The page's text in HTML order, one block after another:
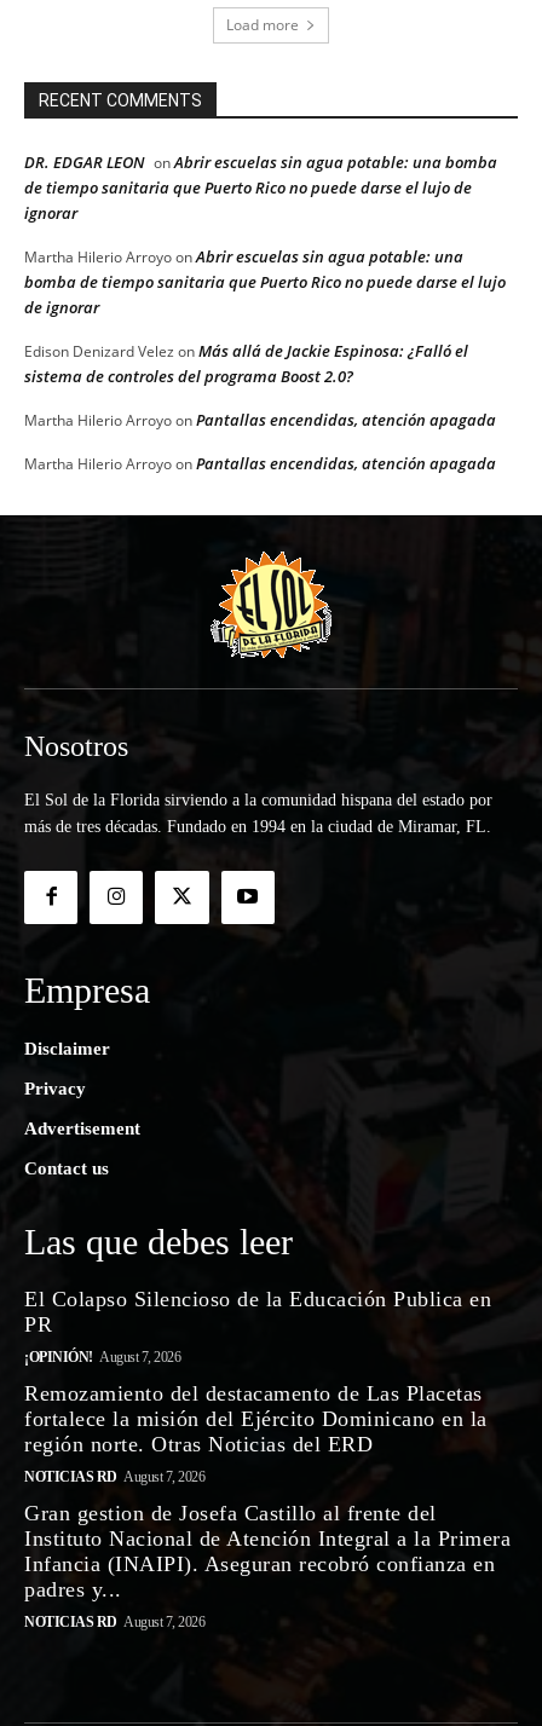
Load more
RECENT COMMENTS
DR. EDGAR LEON onAbrir escuelas sin agua potable: una bomba
de tiempo sanitaria que Puerto Rico no puede darse el lujo de
ignorar
Martha Hilerio ArroyoonAbrir escuelas sin agua potable: una
bomba de tiempo sanitaria que Puerto Rico no puede darse el lujo
de ignorar
Edison Denizard Velez onMás allá de Jackie Espinosa: ¿Falló el
sistema de controles del programa Boost 2.0?
Martha Hilerio ArroyoonPantallas encendidas, atención apagada
Martha Hilerio ArroyoonPantallas encendidas, atención apagada
Nosotros
El Sol de la Florida sirviendo a la comunidad hispana del estado por
más de tres décadas. Fundado en 1994 en la ciudad de Miramar, FL.
Empresa
Disclaimer
Privacy
Advertisement
Contact us
Las que debes leer
El Colapso Silencioso de la Educación Publica en
PR
¡OPINIÓN! August 7, 2026
Remozamiento del destacamento de Las Placetas
fortalece la misión del Ejército Dominicano en la
región norte. Otras Noticias del ERD
NOTICIAS RD August 7, 2026
Gran gestion de Josefa Castillo al frente del
Instituto Nacional de Atención Integral a la Primera
Infancia (INAIPI). Aseguran recobró confianza en
padres y...
NOTICIAS RD August 7, 2026